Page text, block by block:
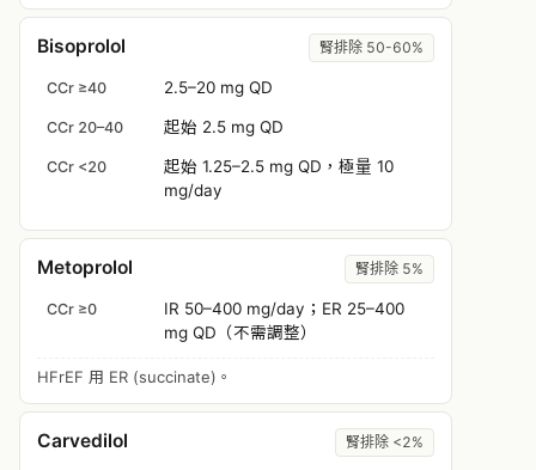
Bisoprolol 腎排除 50-60%
CCr ≥40 2.5–20 mg QD
CCr 20–40 起始 2.5 mg QD
CCr <20
起始 1.25–2.5 mg QD，極量 10
mg/day
Metoprolol 腎排除 5%
CCr ≥0
IR 50–400 mg/day；ER 25–400
mg QD（不需調整）
HFrEF 用 ER (succinate)。
Carvedilol 腎排除 <2%